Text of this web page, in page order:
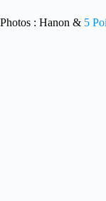
Photos : Hanon & 5